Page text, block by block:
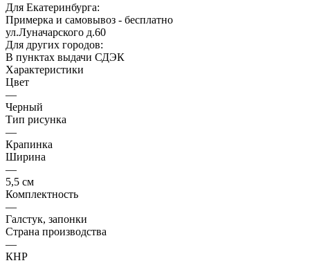
Для Екатеринбурга:
Примерка и самовывоз - бесплатно
ул.Луначарского д.60
Для других городов:
В пунктах выдачи СДЭК
Характеристики
Цвет
—
Черный
Тип рисунка
—
Крапинка
Ширина
—
5,5 см
Комплектность
—
Галстук, запонки
Страна производства
—
КНР